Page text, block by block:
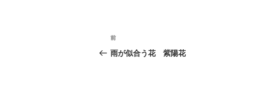
投
稿
前
の
前
雨が似合う花 紫陽花